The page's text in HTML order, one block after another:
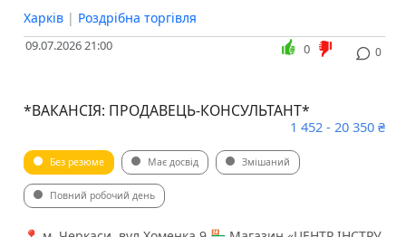
Харків | Роздрібна торгівля
09.07.2026 21:00 0
0
*ВАКАНСІЯ: ПРОДАВЕЦЬ-КОНСУЛЬТАНТ*
1 452 - 20 350 ₴
Без резюме Має досвід Змішаний
Повний робочий день